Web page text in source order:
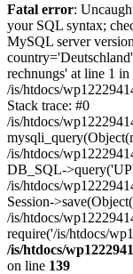
Fatal error:
your SQL syntax;
MySQL server
rechnungs' at line 1 in
/is/htdocs/
Stack trace: #0
/is/htdocs/
/is/htdocs/
DB_SQL-
/is/htdocs/
Session-
/is/htdocs/
require('/is/htdocs/
/is/htdocs/
on line 139